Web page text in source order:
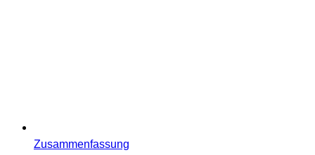
Zusammenfassung